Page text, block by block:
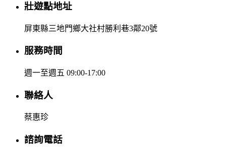
壯遊點地址
屏東縣三地門鄉大社村勝利巷3鄰20號
服務時間
週一至週五 09:00-17:00
聯絡人
蔡惠珍
諮詢電話